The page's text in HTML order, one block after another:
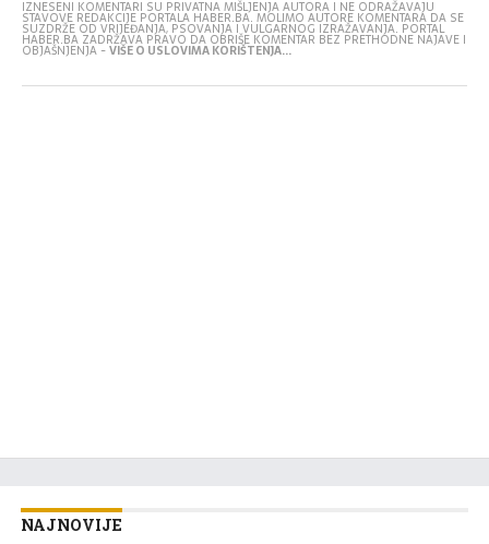
IZNESENI KOMENTARI SU PRIVATNA MIŠLJENJA AUTORA I NE ODRAŽAVAJU
STAVOVE REDAKCIJE PORTALA HABER.BA. MOLIMO AUTORE KOMENTARA DA SE
SUZDRŽE OD VRIJEĐANJA, PSOVANJA I VULGARNOG IZRAŽAVANJA. PORTAL
HABER.BA ZADRŽAVA PRAVO DA OBRIŠE KOMENTAR BEZ PRETHODNE NAJAVE I
OBJAŠNJENJA -VIŠE O USLOVIMA KORIŠTENJA...
NAJNOVIJE